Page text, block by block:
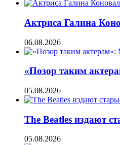
Актриса Галина
06.08.2026
«Позор таким
05.08.2026
The Beatles издают
05.08.2026